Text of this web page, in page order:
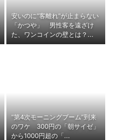
安いのに“客離れ”が止まらない
「かつや」 男性客を遠ざけ
た、ワンコインの壁とは？...
“第4次モーニングブーム”到来
のワケ 300円の「朝サイゼ」
から1000円超の「...